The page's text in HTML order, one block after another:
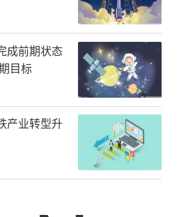
成前期状态
目标
产业转型升